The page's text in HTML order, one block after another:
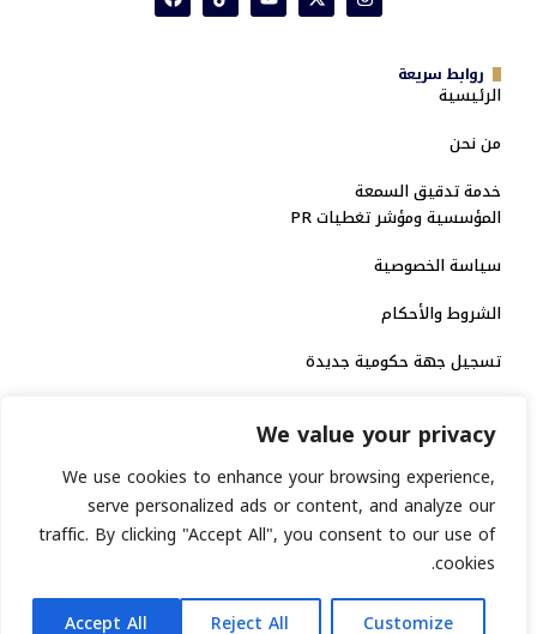
We value your privacy
We use cookies to enhance your browsing experience,
serve personalized ads or content, and analyze our
traffic. By clicking "Accept All", you consent to our use of
cookies.
Customize
Reject All
Accept All
روابط سريعة
الرئيسية
من نحن
خدمة تدقيق السمعة
المؤسسية ومؤشر تغطيات PR
سياسة الخصوصية
الشروط والأحكام
تسجيل جهة حكومية جديدة
الاعتماد الرسمي
منصة إخبارية مرخصة
رقم الترخيص الاتحادي : 8793134
جميع حقوق التوثيق الرقمي محفوظة لمنصة السابعة © 2026. AR
انشر خبرك